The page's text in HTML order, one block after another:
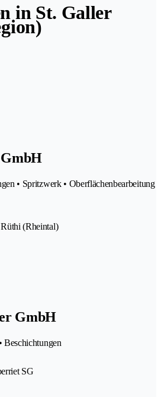
in St. Galler
• Spritzwerk • Oberflächenbearbeitung
(Rheintal)
GmbH
Beschichtungen
SG